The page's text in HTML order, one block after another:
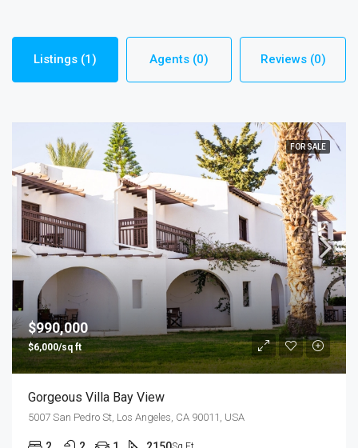
Listings (1) Agents (0) Reviews (0)
FOR SALE
$990,000
$6,000/sq ft
Gorgeous Villa Bay View
5007 San Pedro St, Los Angeles, CA 90011, USA